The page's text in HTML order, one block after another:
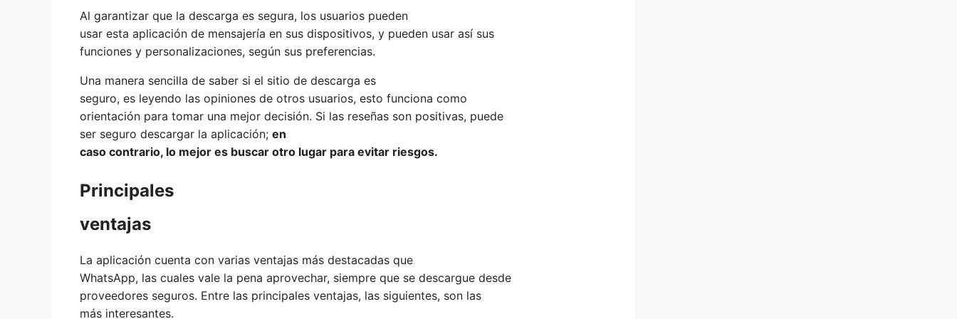
Al garantizar que la descarga es segura, los usuarios pueden
usar esta aplicación de mensajería en sus dispositivos, y pueden usar así sus
funciones y personalizaciones, según sus preferencias.
Una manera sencilla de saber si el sitio de descarga es
seguro, es leyendo las opiniones de otros usuarios, esto funciona como
orientación para tomar una mejor decisión. Si las reseñas son positivas, puede
ser seguro descargar la aplicación; en
caso contrario, lo mejor es buscar otro lugar para evitar riesgos.
Principales
ventajas
La aplicación cuenta con varias ventajas más destacadas que
WhatsApp, las cuales vale la pena aprovechar, siempre que se descargue desde
proveedores seguros. Entre las principales ventajas, las siguientes, son las
más interesantes.